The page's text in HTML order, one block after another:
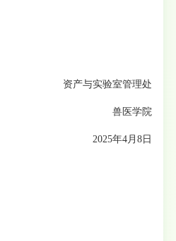
资产与实验室管理处
兽医学院
2025年4月8日